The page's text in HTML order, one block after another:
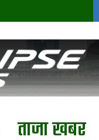
ताजा खबर